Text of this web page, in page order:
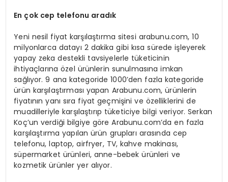
En çok cep telefonu aradık
Yeni nesil fiyat karşılaştırma sitesi arabunu.com, 10
milyonlarca datayı 2 dakika gibi kısa sürede işleyerek
yapay zeka destekli tavsiyelerle tüketicinin
ihtiyaçlarına özel ürünlerin sunulmasına imkan
sağlıyor. 9 ana kategoride 1000’den fazla kategoride
ürün karşılaştırması yapan Arabunu.com, ürünlerin
fiyatının yanı sıra fiyat geçmişini ve özelliklerini de
muadilleriyle karşılaştırıp tüketiciye bilgi veriyor. Serkan
Koç’un verdiği bilgiye göre Arabunu.com’da en fazla
karşılaştırma yapılan ürün grupları arasında cep
telefonu, laptop, airfryer, TV, kahve makinası,
süpermarket ürünleri, anne-bebek ürünleri ve
kozmetik ürünler yer alıyor.